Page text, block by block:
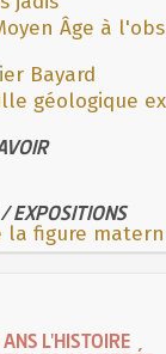
Âge à
Bayard
géologique
EXPOSITIONS
la figure
L'HISTOIRE